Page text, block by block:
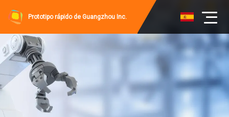
Prototipo rápido de Guangzhou Inc.